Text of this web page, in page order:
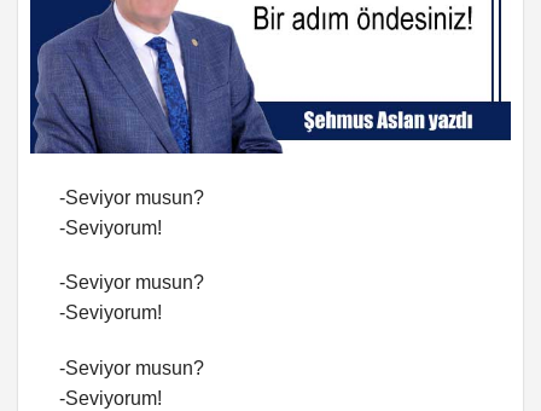
-Seviyor musun?
-Seviyorum!
-Seviyor musun?
-Seviyorum!
-Seviyor musun?
-Seviyorum!